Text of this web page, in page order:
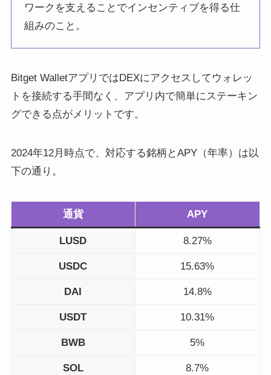
ワークを支えることでインセンティブを得る仕
組みのこと。
Bitget WalletアプリではDEXにアクセスしてウォレッ
トを接続する手間なく、アプリ内で簡単にステーキン
グできる点がメリットです。
2024年12月時点で、対応する銘柄とAPY（年率）は以
下の通り。
通貨 APY
LUSD 8.27%
USDC 15.63%
DAI 14.8%
USDT 10.31%
BWB 5%
SOL 8.7%